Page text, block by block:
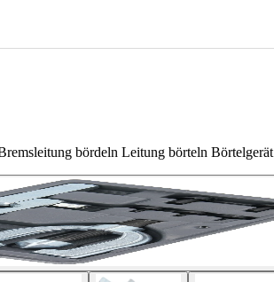
bördeln Leitung börteln Börtelgerät